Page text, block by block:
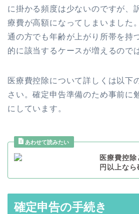
に掛かる頻度は少ないのですが、
療費が高額になってしまいました
通の方でも年齢が上がり所帯を持
的に該当するケースが増えるので
医療費控除について詳しくは以下
さい。確定申告準備のため事前に
にしています。
医療費控
円以上なら
確定申告の手続き